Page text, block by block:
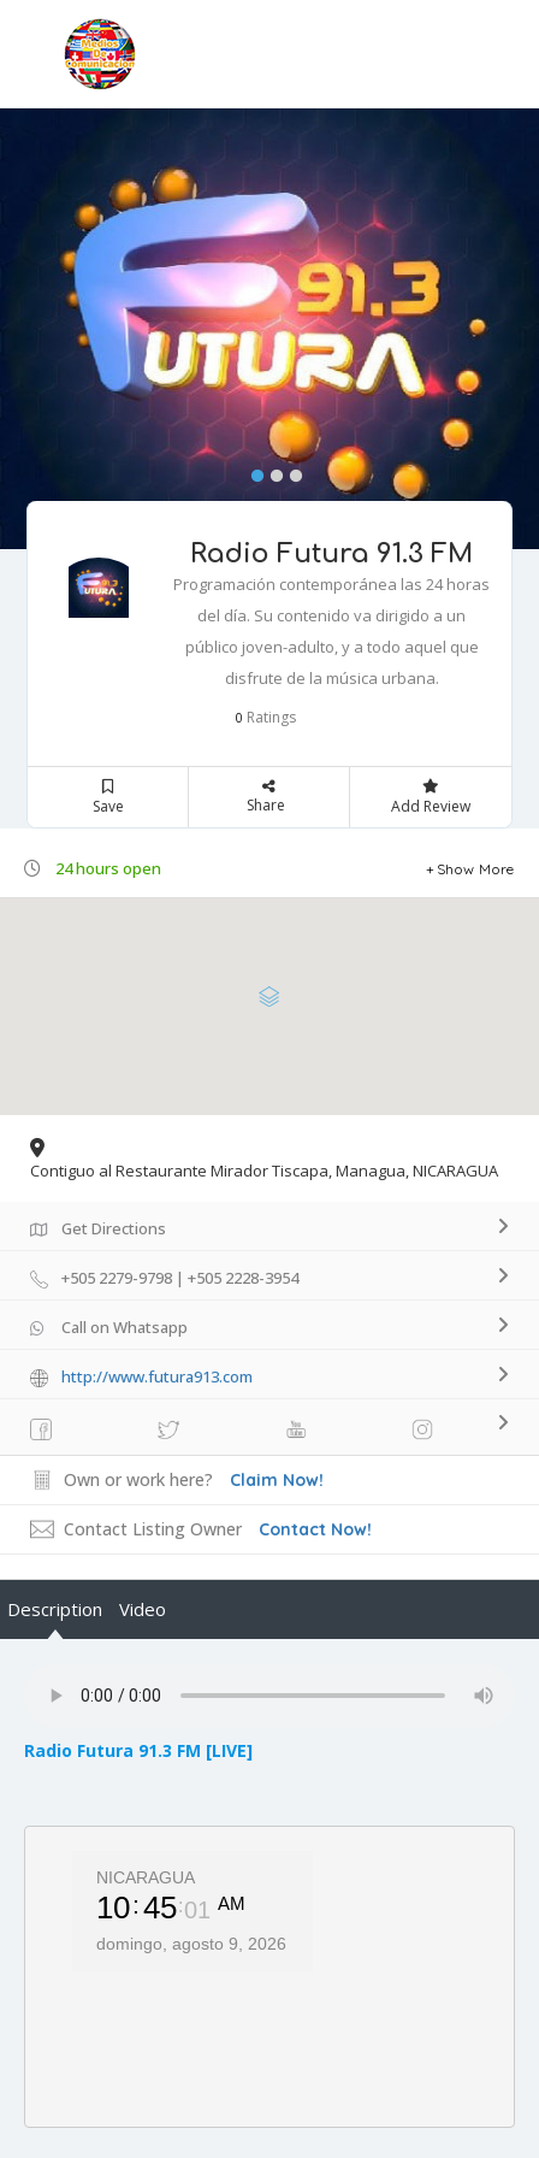
Radio Futura 91.3 FM
Programación contemporánea las 24 horas
del día. Su contenido va dirigido a un
público joven-adulto, y a todo aquel que
disfrute de la música urbana.
0 Ratings
Save Share Add Review
24 hours open Show More
Contiguo al Restaurante Mirador Tiscapa, Managua, NICARAGUA
Get Directions
+505 2279-9798 | +505 2228-3954
Call on Whatsapp
http://www.futura913.com
Own or work here? Claim Now!
Contact Listing Owner Contact Now!
Description Video
Radio Futura 91.3 FM [LIVE]